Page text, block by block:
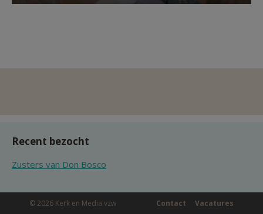
Recent bezocht
Zusters van Don Bosco
© 2026 Kerk en Media vzw Vacatures
Contact